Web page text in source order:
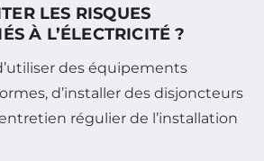
LES RISQUES
À L’ÉLECTRICITÉ ?
des équipements
d’installer des disjoncteurs
régulier de l’installation